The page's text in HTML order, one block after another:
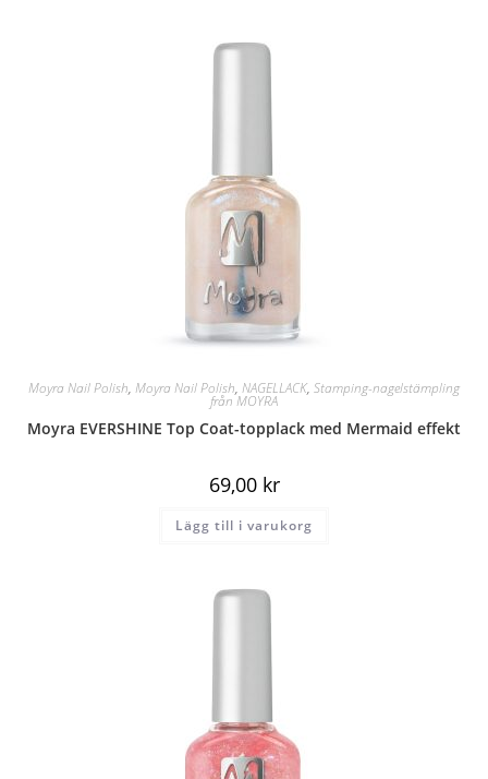
Moyra Nail Polish, Moyra Nail Polish, NAGELLACK, Stamping-nagelstämpling
från MOYRA
Moyra EVERSHINE Top Coat-topplack med Mermaid effekt
69,00 kr
Lägg till i varukorg